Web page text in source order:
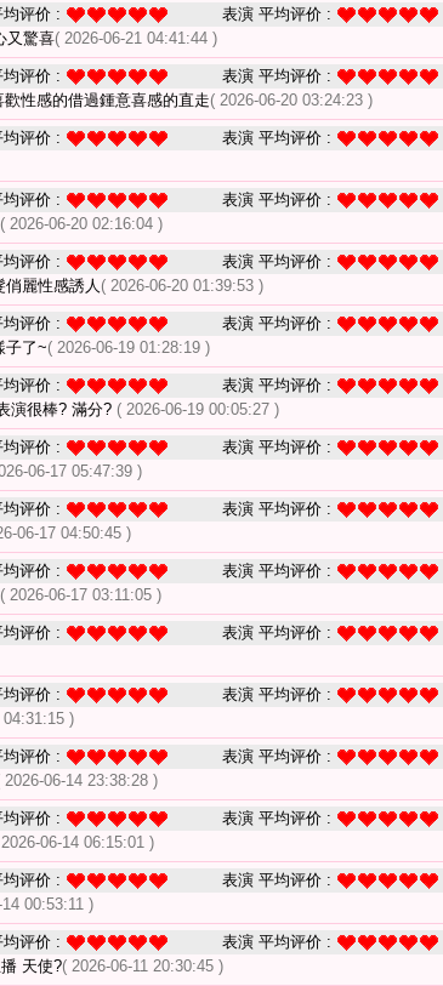
评价 : 表演 平均评价 :
又驚喜( 2026-06-21 04:41:44 )
评价 : 表演 平均评价 :
性感的借過鍾意喜感的直走( 2026-06-20 03:24:23 )
评价 : 表演 平均评价 :
评价 : 表演 平均评价 :
( 2026-06-20 02:16:04 )
评价 : 表演 平均评价 :
麗性感誘人( 2026-06-20 01:39:53 )
评价 : 表演 平均评价 :
子了~( 2026-06-19 01:28:19 )
评价 : 表演 平均评价 :
演很棒? 滿分? ( 2026-06-19 00:05:27 )
评价 : 表演 平均评价 :
06-17 05:47:39 )
评价 : 表演 平均评价 :
06-17 04:50:45 )
评价 : 表演 平均评价 :
( 2026-06-17 03:11:05 )
评价 : 表演 平均评价 :
评价 : 表演 平均评价 :
04:31:15 )
评价 : 表演 平均评价 :
2026-06-14 23:38:28 )
评价 : 表演 平均评价 :
06-14 06:15:01 )
评价 : 表演 平均评价 :
00:53:11 )
评价 : 表演 平均评价 :
天使?( 2026-06-11 20:30:45 )